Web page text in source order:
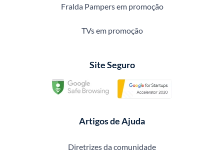
Fralda Pampers em promoção
TVs em promoção
Site Seguro
Artigos de Ajuda
Diretrizes da comunidade